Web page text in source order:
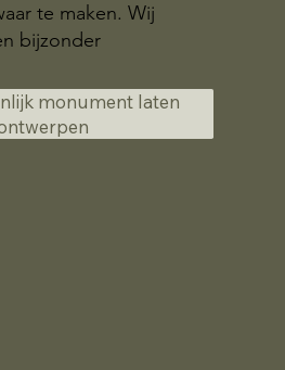
te maken. Wij
bijzonder
monument laten